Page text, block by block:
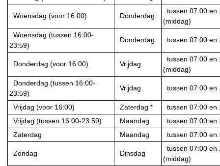
Woensdag (voor 16:00) Donderdag
tussen 07:00 en
(middag)
Woensdag (tussen 16:00-
23:59)
Donderdag tussen 07:00 en
Donderdag (voor 16:00) Vrijdag
tussen 07:00 en
(middag)
Donderdag (tussen 16:00-
23:59)
Vrijdag tussen 07:00 en
Vrijdag (voor 16:00) Zaterdag *
tussen 07:00 en
Vrijdag (tussen 16:00-23:59)
Maandag
tussen 07:00 en
Zaterdag
Maandag tussen 07:00 en
Zondag Dinsdag
tussen 07:00 en
(middag)